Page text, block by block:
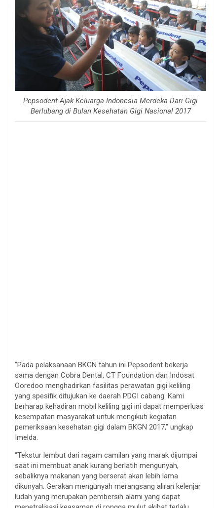
Pepsodent Ajak Keluarga Indonesia Merdeka Dari Gigi
Berlubang di Bulan Kesehatan Gigi Nasional 2017
“Pada pelaksanaan BKGN tahun ini Pepsodent bekerja
sama dengan Cobra Dental, CT Foundation dan Indosat
Ooredoo menghadirkan fasilitas perawatan gigi keliling
yang spesifik ditujukan ke daerah PDGI cabang. Kami
berharap kehadiran mobil keliling gigi ini dapat memperluas
kesempatan masyarakat untuk mengikuti kegiatan
pemeriksaan kesehatan gigi dalam BKGN 2017,” ungkap
Imelda.
“Tekstur lembut dari ragam camilan yang marak dijumpai
saat ini membuat anak kurang berlatih mengunyah,
sebaliknya makanan yang berserat akan lebih lama
dikunyah. Gerakan mengunyah merangsang aliran kelenjar
ludah yang merupakan pembersih alami yang dapat